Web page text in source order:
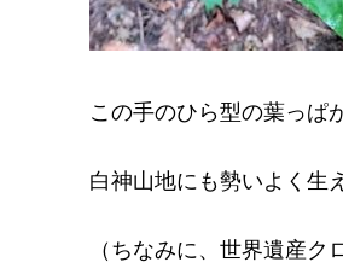
この手のひら型の葉っぱ
白神山地にも勢いよく生
（ちなみに、世界遺産ク